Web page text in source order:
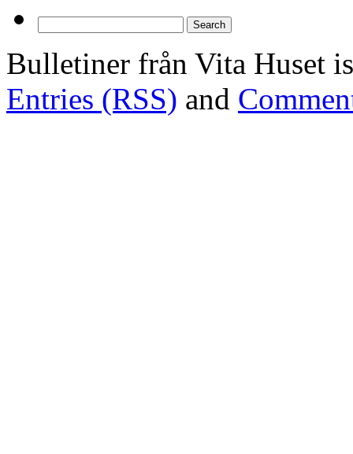
Bulletiner från Vita Huset
Entries (RSS) and